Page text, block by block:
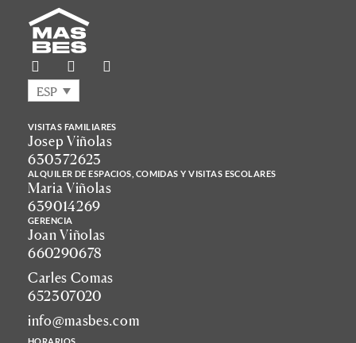
ESP
VISITAS FAMILIARES
Josep Viñolas
630372623
ALQUILER DE ESPACIOS, COMIDAS Y VISITAS ESCOLARES
Maria Viñolas
639014269
GERENCIA
Joan Viñolas
660290678
Carles Comas
652307020
info@masbes.com